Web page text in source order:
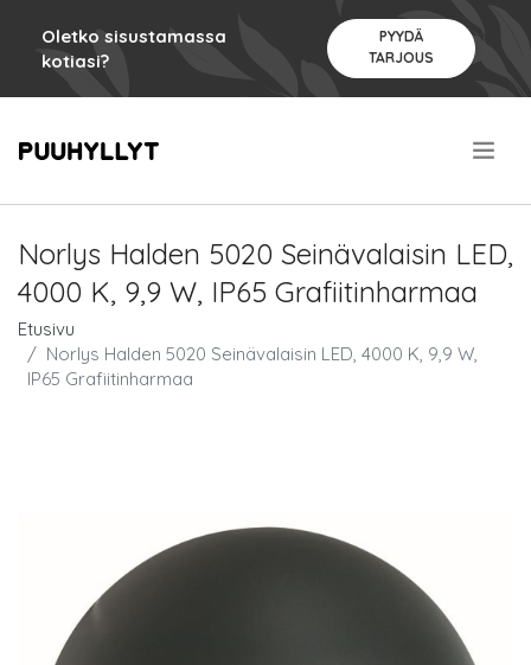
Oletko sisustamassa
kotiasi?
PYYDÄ
TARJOUS
Norlys Halden 5020 Seinävalaisin LED,
4000 K, 9,9 W, IP65 Grafiitinharmaa
Etusivu
Norlys Halden 5020 Seinävalaisin LED, 4000 K, 9,9 W,
IP65 Grafiitinharmaa